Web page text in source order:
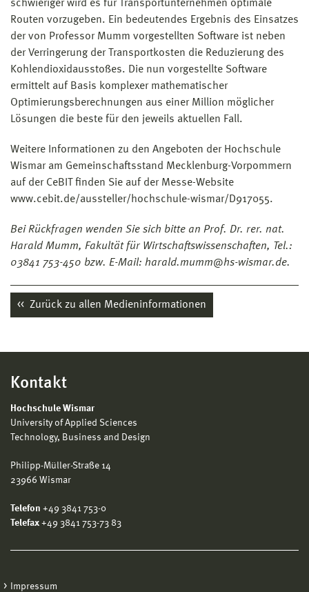
schwieriger wird es für Transportunternehmen optimale
Routen vorzugeben. Ein bedeutendes Ergebnis des Einsatzes
der von Professor Mumm vorgestellten Software ist neben
der Verringerung der Transportkosten die Reduzierung des
Kohlendioxidausstoßes. Die nun vorgestellte Software
ermittelt auf Basis komplexer mathematischer
Optimierungsberechnungen aus einer Million möglicher
Lösungen die beste für den jeweils aktuellen Fall.
Weitere Informationen zu den Angeboten der Hochschule
Wismar am Gemeinschaftsstand Mecklenburg-Vorpommern
auf der CeBIT finden Sie auf der Messe-Website
www.cebit.de/aussteller/hochschule-wismar/D917055.
Bei Rückfragen wenden Sie sich bitte an Prof. Dr. rer. nat.
Harald Mumm, Fakultät für Wirtschaftswissenschaften, Tel.:
03841 753-450 bzw. E-Mail: harald.mumm@hs-wismar.de.
Zurück zu allen Medieninformationen
Kontakt
Hochschule Wismar
University of Applied Sciences
Technology, Business and Design
Philipp-Müller-Straße 14
23966 Wismar
Telefon +49 3841 753-0
Telefax +49 3841 753-73 83
Impressum